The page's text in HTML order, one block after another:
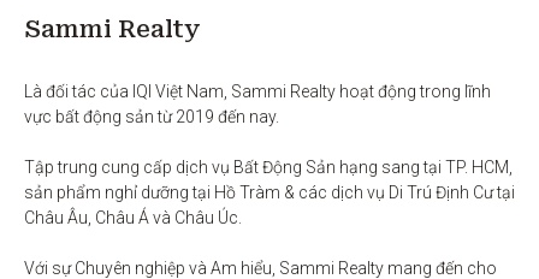
Sammi Realty
Là đối tác của IQI Việt Nam, Sammi Realty hoạt động trong lĩnh
vực bất động sản từ 2019 đến nay.
Tập trung cung cấp dịch vụ Bất Động Sản hạng sang tại TP. HCM,
sản phẩm nghỉ dưỡng tại Hồ Tràm & các dịch vụ Di Trú Định Cư tại
Châu Âu, Châu Á và Châu Úc.
Với sự Chuyên nghiệp và Am hiểu, Sammi Realty mang đến cho